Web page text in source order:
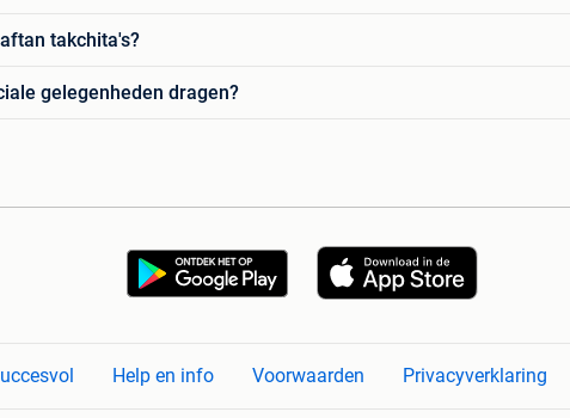
takchita's?
gelegenheden dragen?
Help en info Voorwaarden Privacyverklaring